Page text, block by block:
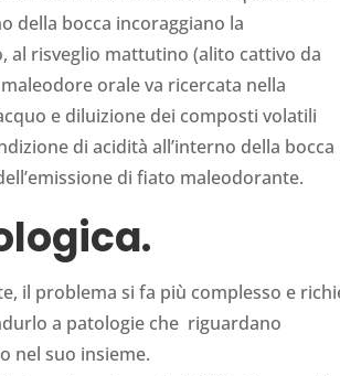
della bocca incoraggiano la
al risveglio mattutino (alito cattivo da
orale va ricercata nella
e diluizione dei composti volatili
di acidità all’interno della bocca
di fiato maleodorante.
il problema si fa più complesso e
a patologie che riguardano
nel suo insieme.